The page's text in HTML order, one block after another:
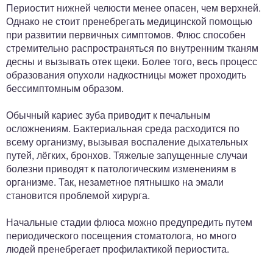
Периостит нижней челюсти менее опасен, чем верхней.
Однако не стоит пренебрегать медицинской помощью
при развитии первичных симптомов. Флюс способен
стремительно распространяться по внутренним тканям
десны и вызывать отек щеки. Более того, весь процесс
образования опухоли надкостницы может проходить
бессимптомным образом.
Обычный кариес зуба приводит к печальным
осложнениям. Бактериальная среда расходится по
всему организму, вызывая воспаление дыхательных
путей, лёгких, бронхов. Тяжелые запущенные случаи
болезни приводят к патологическим изменениям в
организме. Так, незаметное пятнышко на эмали
становится проблемой хирурга.
Начальные стадии флюса можно предупредить путем
периодического посещения стоматолога, но много
людей пренебрегает профилактикой периостита.